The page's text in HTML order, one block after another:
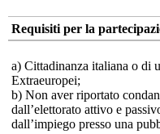
Requisiti per la
a) Cittadinanza italiana o di
Extraeuropei;
b) Non aver riportato
dall’elettorato attivo e
dall’impiego presso una